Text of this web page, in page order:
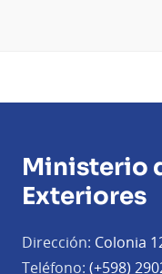
Ministerio
Exteriores
Dirección: Colonia
Teléfono: (+598)